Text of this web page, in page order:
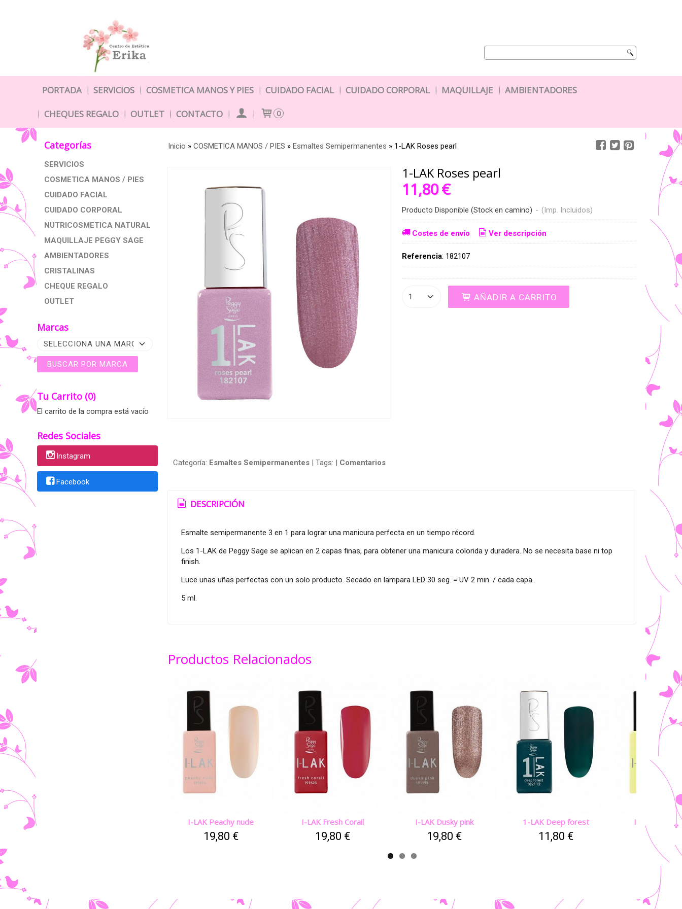
PORTADA SERVICIOS COSMETICA MANOS Y PIES CUIDADO FACIAL CUIDADO CORPORAL MAQUILLAJE AMBIENTADORES
CHEQUES REGALO OUTLET CONTACTO 0
Categorías
SERVICIOS
COSMETICA MANOS / PIES
CUIDADO FACIAL
CUIDADO CORPORAL
NUTRICOSMETICA NATURAL
MAQUILLAJE PEGGY SAGE
AMBIENTADORES
CRISTALINAS
CHEQUE REGALO
OUTLET
Marcas
Tu Carrito (0)
El carrito de la compra está vacío
Redes Sociales
Instagram
Facebook
Inicio » COSMETICA MANOS / PIES » Esmaltes Semipermanentes » 1-LAK Roses pearl
1-LAK Roses pearl
11,80 €
Producto Disponible (Stock en camino) - (Imp. Incluidos)
Costes de envío Ver descripción
Referencia: 182107
AÑADIR A CARRITO
Categoría: Esmaltes Semipermanentes | Tags: | Comentarios
DESCRIPCIÓN
Esmalte semipermanente 3 en 1 para lograr una manicura perfecta en un tiempo récord.
Los 1-LAK de Peggy Sage se aplican en 2 capas finas, para obtener una manicura colorida y duradera. No se necesita base ni top
finish.
Luce unas uñas perfectas con un solo producto. Secado en lampara LED 30 seg. = UV 2 min. / cada capa.
5 ml.
Productos Relacionados
I-LAK Peachy nude
19,80 €
I-LAK Fresh Corail
19,80 €
I-LAK Dusky pink
19,80 €
1-LAK Deep forest
11,80 €
I-LAK Pearly
19,80